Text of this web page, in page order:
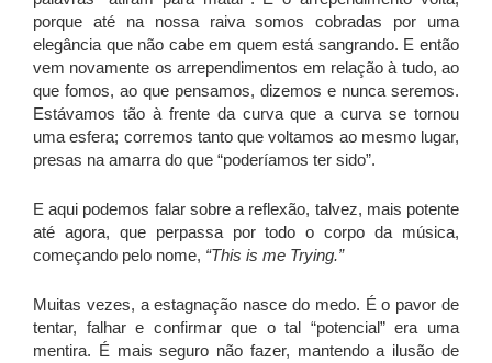
porque até na nossa raiva somos cobradas por uma
elegância que não cabe em quem está sangrando. E então
vem novamente os arrependimentos em relação à tudo, ao
que fomos, ao que pensamos, dizemos e nunca seremos.
Estávamos tão à frente da curva que a curva se tornou
uma esfera; corremos tanto que voltamos ao mesmo lugar,
presas na amarra do que “poderíamos ter sido”.
E aqui podemos falar sobre a reflexão, talvez, mais potente
até agora, que perpassa por todo o corpo da música,
começando pelo nome, “This is me Trying.”
Muitas vezes, a estagnação nasce do medo. É o pavor de
tentar, falhar e confirmar que o tal “potencial” era uma
mentira. É mais seguro não fazer, mantendo a ilusão de